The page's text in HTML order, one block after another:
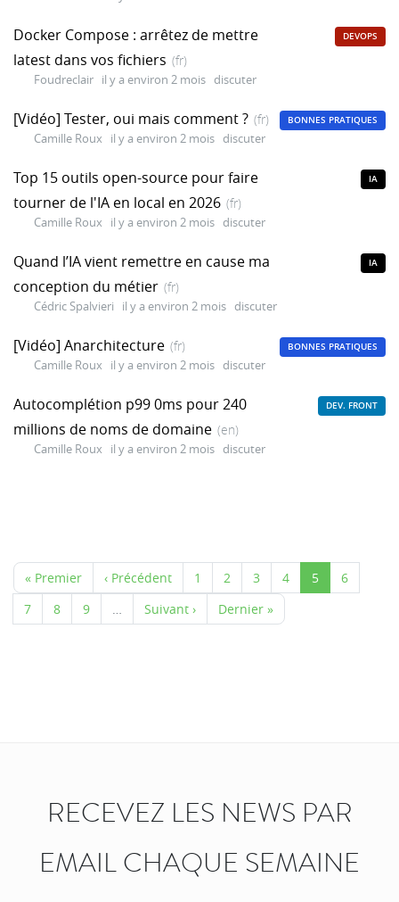
Docker Compose : arrêtez de mettre
latest dans vos fichiers (fr)
Foudreclair il y a environ 2 mois discuter
DEVOPS
[Vidéo] Tester, oui mais comment ? (fr)
Camille Roux il y a environ 2 mois discuter
BONNES PRATIQUES
Top 15 outils open-source pour faire
tourner de l'IA en local en 2026 (fr)
Camille Roux il y a environ 2 mois discuter
IA
Quand l’IA vient remettre en cause ma
conception du métier (fr)
Cédric Spalvieri il y a environ 2 mois discuter
IA
[Vidéo] Anarchitecture (fr)
Camille Roux il y a environ 2 mois discuter
BONNES PRATIQUES
Autocomplétion p99 0ms pour 240
millions de noms de domaine (en)
Camille Roux il y a environ 2 mois discuter
DEV. FRONT
« Premier ‹ Précédent 1 2 3 4 5
6
7
8 9 Suivant › Dernier »
RECEVEZ LES NEWS PAR
EMAIL CHAQUE SEMAINE